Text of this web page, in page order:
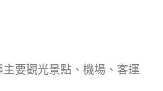
要觀光景點、機場、客運